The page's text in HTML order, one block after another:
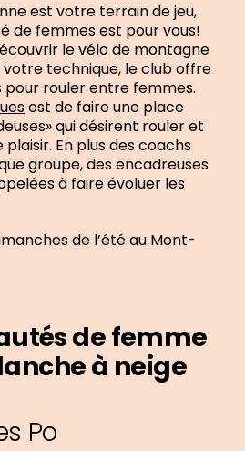
est votre terrain de jeu,
de femmes est pour vous!
le vélo de montagne
technique, le club offre
rouler entre femmes.
est de faire une place
qui désirent rouler et
En plus des coachs
groupe, des encadreuses
à faire évoluer les
de l’été au Mont-
de femme
à neige
Po